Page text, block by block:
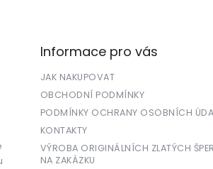
Informace pro vás
JAK NAKUPOVAT
OBCHODNÍ PODMÍNKY
PODMÍNKY OCHRANY OSOBNÍCH
KONTAKTY
VÝROBA ORIGINÁLNÍCH ZLATÝCH
NA ZAKÁZKU